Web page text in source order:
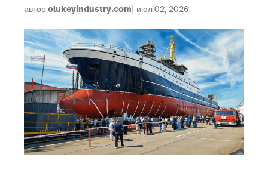
авторolukeyindustry.com июл 02, 2026